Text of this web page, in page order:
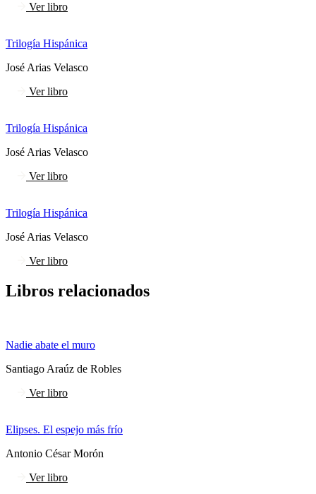
Ver libro
Trilogía Hispánica
José Arias Velasco
Ver libro
Trilogía Hispánica
José Arias Velasco
Ver libro
Trilogía Hispánica
José Arias Velasco
Ver libro
Libros relacionados
Nadie abate el muro
Santiago Araúz de Robles
Ver libro
Elipses. El espejo más frío
Antonio César Morón
Ver libro